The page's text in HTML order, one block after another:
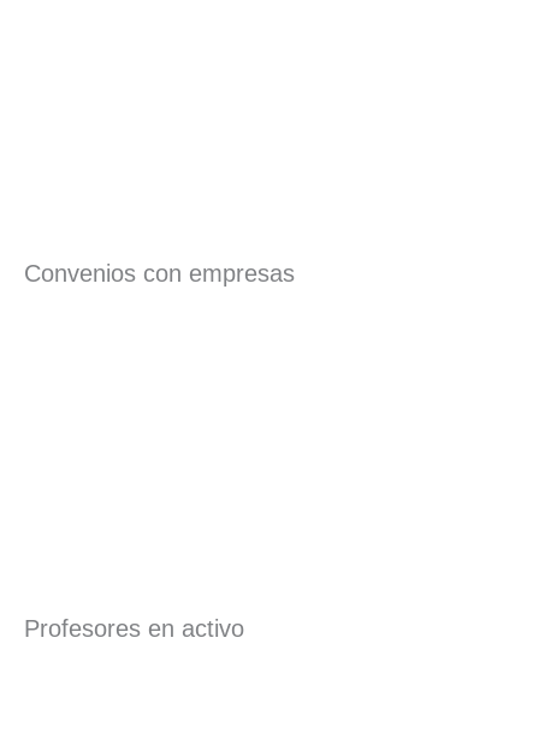
Convenios con empresas
Profesores en activo